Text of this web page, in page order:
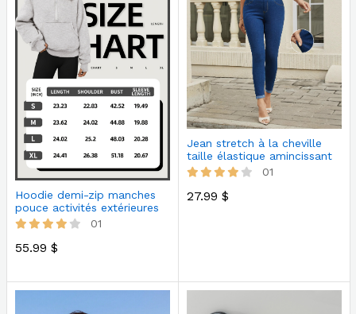
Hoodie demi-zip manches
pouce activités extérieures
ra…
01
55.99 $
Jean stretch à la cheville
taille élastique amincissant
01
27.99 $